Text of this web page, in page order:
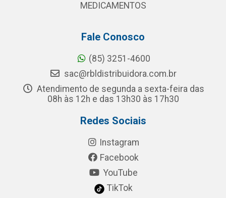
MEDICAMENTOS
Fale Conosco
(85) 3251-4600
sac@rbldistribuidora.com.br
Atendimento de segunda a sexta-feira das
08h às 12h e das 13h30 às 17h30
Redes Sociais
Instagram
Facebook
YouTube
TikTok